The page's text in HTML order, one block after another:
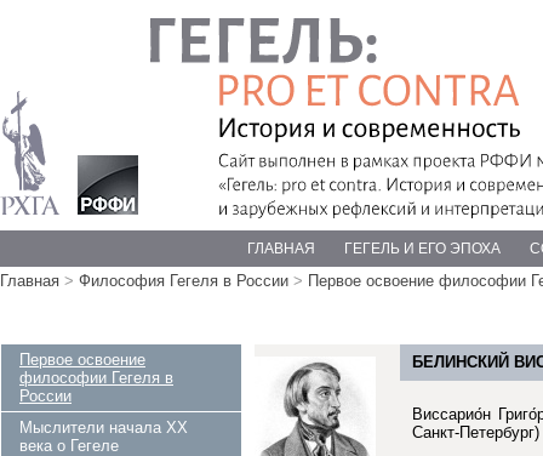
ГЛАВНАЯ ГЕГЕЛЬ И ЕГО ЭПОХА
Главная > Философия Гегеля в России > Первое освоение философии
Первое освоение
философии Гегеля в
России
Мыслители начала ХХ
века о Гегеле
БЕЛИНСКИЙ
Виссарио́н
Санкт-